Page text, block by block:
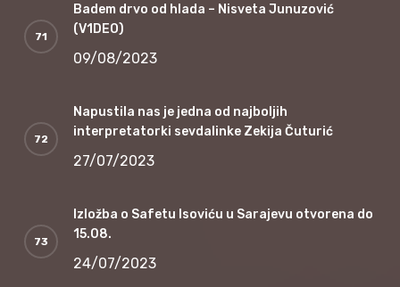
Badem drvo od hlada – Nisveta Junuzović
(V1DEO)
09/08/2023
Napustila nas je jedna od najboljih
interpretatorki sevdalinke Zekija Čuturić
27/07/2023
Izložba o Safetu Isoviću u Sarajevu otvorena do
15.08.
24/07/2023